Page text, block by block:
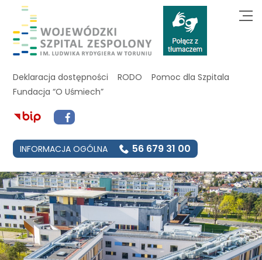
Deklaracja dostępności RODO
Pomoc dla Szpitala
Fundacja “O Uśmiech”
INFORMACJA OGÓLNA 56 679 31 00